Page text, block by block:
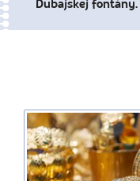
Dubajskej fontány.